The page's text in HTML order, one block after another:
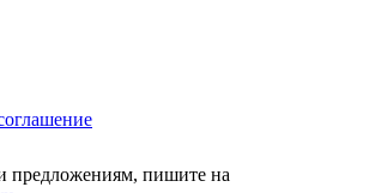
предложениям, пишите на